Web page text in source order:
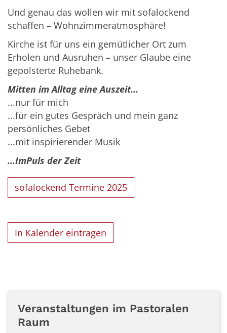
Und genau das wollen wir mit sofalockend
schaffen – Wohnzimmeratmosphäre!
Kirche ist für uns ein gemütlicher Ort zum
Erholen und Ausruhen – unser Glaube eine
gepolsterte Ruhebank.
Mitten im Alltag eine Auszeit...
...nur für mich
...für ein gutes Gespräch und mein ganz
persönliches Gebet
...mit inspirierender Musik
...ImPuls der Zeit
sofalockend Termine 2025
In Kalender eintragen
Veranstaltungen im Pastoralen
Raum